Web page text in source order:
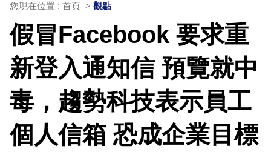
您現在位置 : 首頁 > 觀點
假冒Facebook 要求重
新登入通知信 預覽就中
毒，趨勢科技表示員工
個人信箱 恐成企業目標